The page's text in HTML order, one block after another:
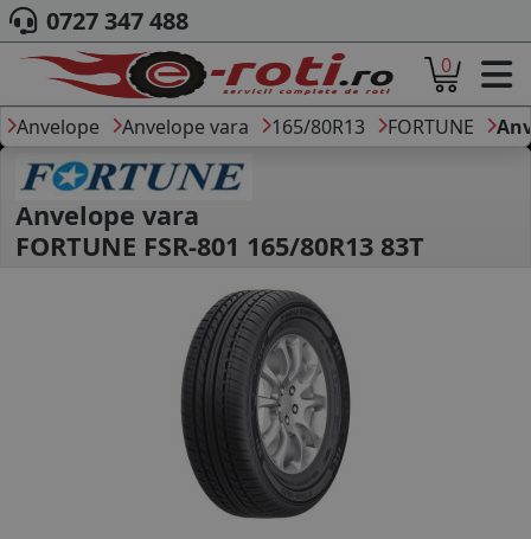
ACASA
DESPRE NOI
ANVELOPE
AUTO
CAMION
MOTO
CAUTARE DUPA
DIMENSIUNI
PRODUCATORI ANVELOPE
MARCA AUTO
BLOG
B2B - COLABORARE COMPANII
0727 347 488
0
Anvelope Anvelope vara 165/80R13 FORTUNE
Anvelope vara
FORTUNE FSR-801 165/80R13 83T